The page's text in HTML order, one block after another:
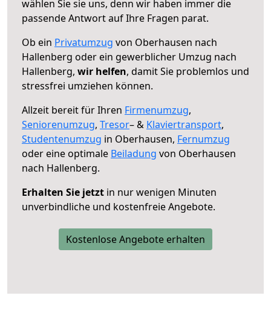
wählen Sie sie uns, denn wir haben immer die
passende Antwort auf Ihre Fragen parat.
Ob ein Privatumzug von Oberhausen nach
Hallenberg oder ein gewerblicher Umzug nach
Hallenberg, wir helfen, damit Sie problemlos und
stressfrei umziehen können.
Allzeit bereit für Ihren Firmenumzug,
Seniorenumzug, Tresor– & Klaviertransport,
Studentenumzug in Oberhausen, Fernumzug
oder eine optimale Beiladung von Oberhausen
nach Hallenberg.
Erhalten Sie jetzt in nur wenigen Minuten
unverbindliche und kostenfreie Angebote.
Kostenlose Angebote erhalten